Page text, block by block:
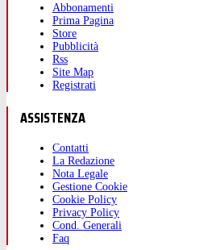
Abbonamenti
Prima Pagina
Store
Pubblicità
Rss
Site Map
Registrati
ASSISTENZA
Contatti
La Redazione
Nota Legale
Gestione Cookie
Cookie Policy
Privacy Policy
Cond. Generali
Faq